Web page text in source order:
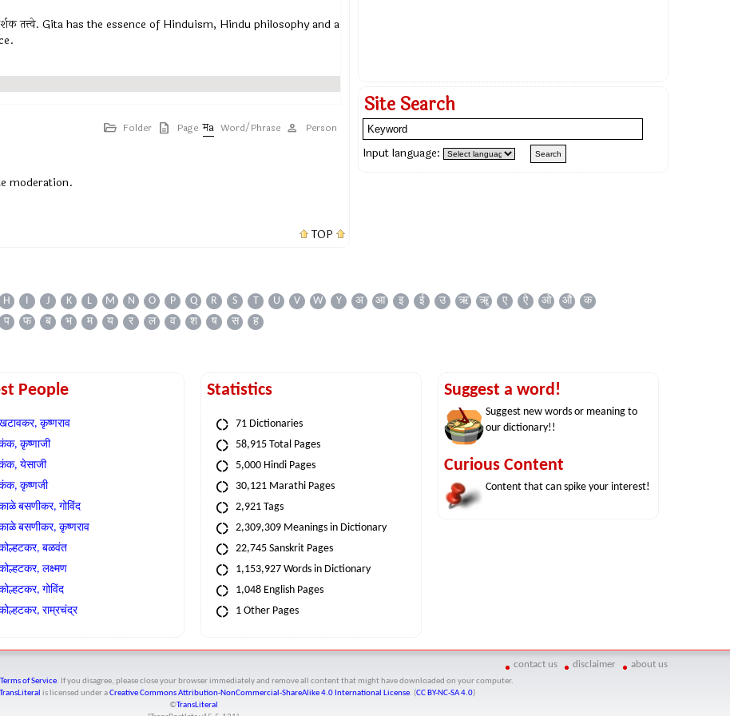
तत्त्वे. Gita has the essence of Hinduism, Hindu philosophy and a
Folder Page Word/Phrase Person
moderation.
TOP
Site Search
Input language:
H I J K L M N O P Q R S T U V W Y अ आ इ ई उ ऋ ॠ ए ऐ ओ औ
क
प फ ब भ म य र ल व श ष स ह
People
कृष्णराव
कृष्णाजी
येसाजी
कृष्णजी
बसणीकर, गोविंद
बसणीकर, कृष्णराव
बळवंत
लक्ष्मण
गोविंद
राम्रचंद्र
Statistics
71 Dictionaries
58,915 Total Pages
5,000 Hindi Pages
30,121 Marathi Pages
2,921 Tags
2,309,309 Meanings in Dictionary
22,745 Sanskrit Pages
1,153,927 Words in Dictionary
1,048 English Pages
1 Other Pages
Suggest a word!
Suggest new words or meaning to
our dictionary!!
Curious Content
Content that can spike your interest!
contact us disclaimer about us
Terms of Service. If you disagree, please close your browser immediately and remove all content that might have downloaded on your computer.
TransLiteral is licensed under aCreative Commons Attribution-NonCommercial-ShareAlike 4.0 International License. (CC BY-NC-SA 4.0)
©TransLiteral